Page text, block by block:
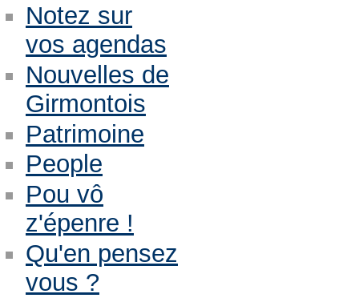
Notez sur
vos agendas
Nouvelles de
Girmontois
Patrimoine
People
Pou vô
z'épenre !
Qu'en pensez
vous ?